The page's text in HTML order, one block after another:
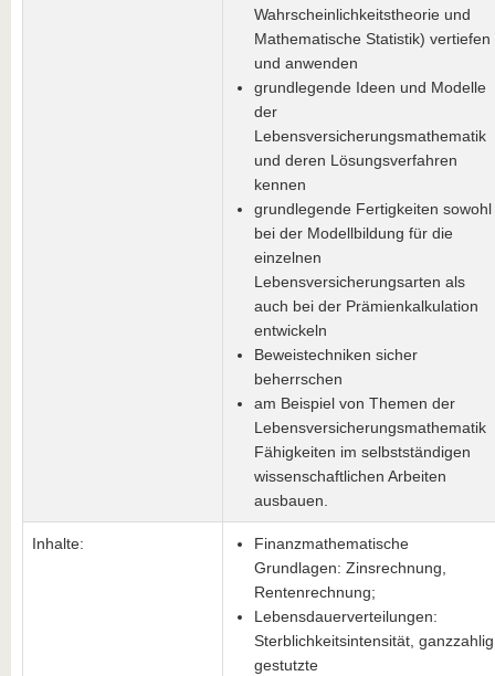
Wahrscheinlichkeitstheorie und
Mathematische Statistik) vertiefen
und anwenden
grundlegende Ideen und Modelle
der
Lebensversicherungsmathematik
und deren Lösungsverfahren
kennen
grundlegende Fertigkeiten sowohl
bei der Modellbildung für die
einzelnen
Lebensversicherungsarten als
auch bei der Prämienkalkulation
entwickeln
Beweistechniken sicher
beherrschen
am Beispiel von Themen der
Lebensversicherungsmathematik
Fähigkeiten im selbstständigen
wissenschaftlichen Arbeiten
ausbauen.
Inhalte:
Finanzmathematische
Grundlagen: Zinsrechnung,
Rentenrechnung;
Lebensdauerverteilungen:
Sterblichkeitsintensität, ganzzahlig
gestutzte